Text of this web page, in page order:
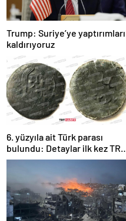
Trump: Suriye’ye yaptırımları
kaldırıyoruz
6. yüzyıla ait Türk parası
bulundu: Detaylar ilk kez TRT
Haber’de